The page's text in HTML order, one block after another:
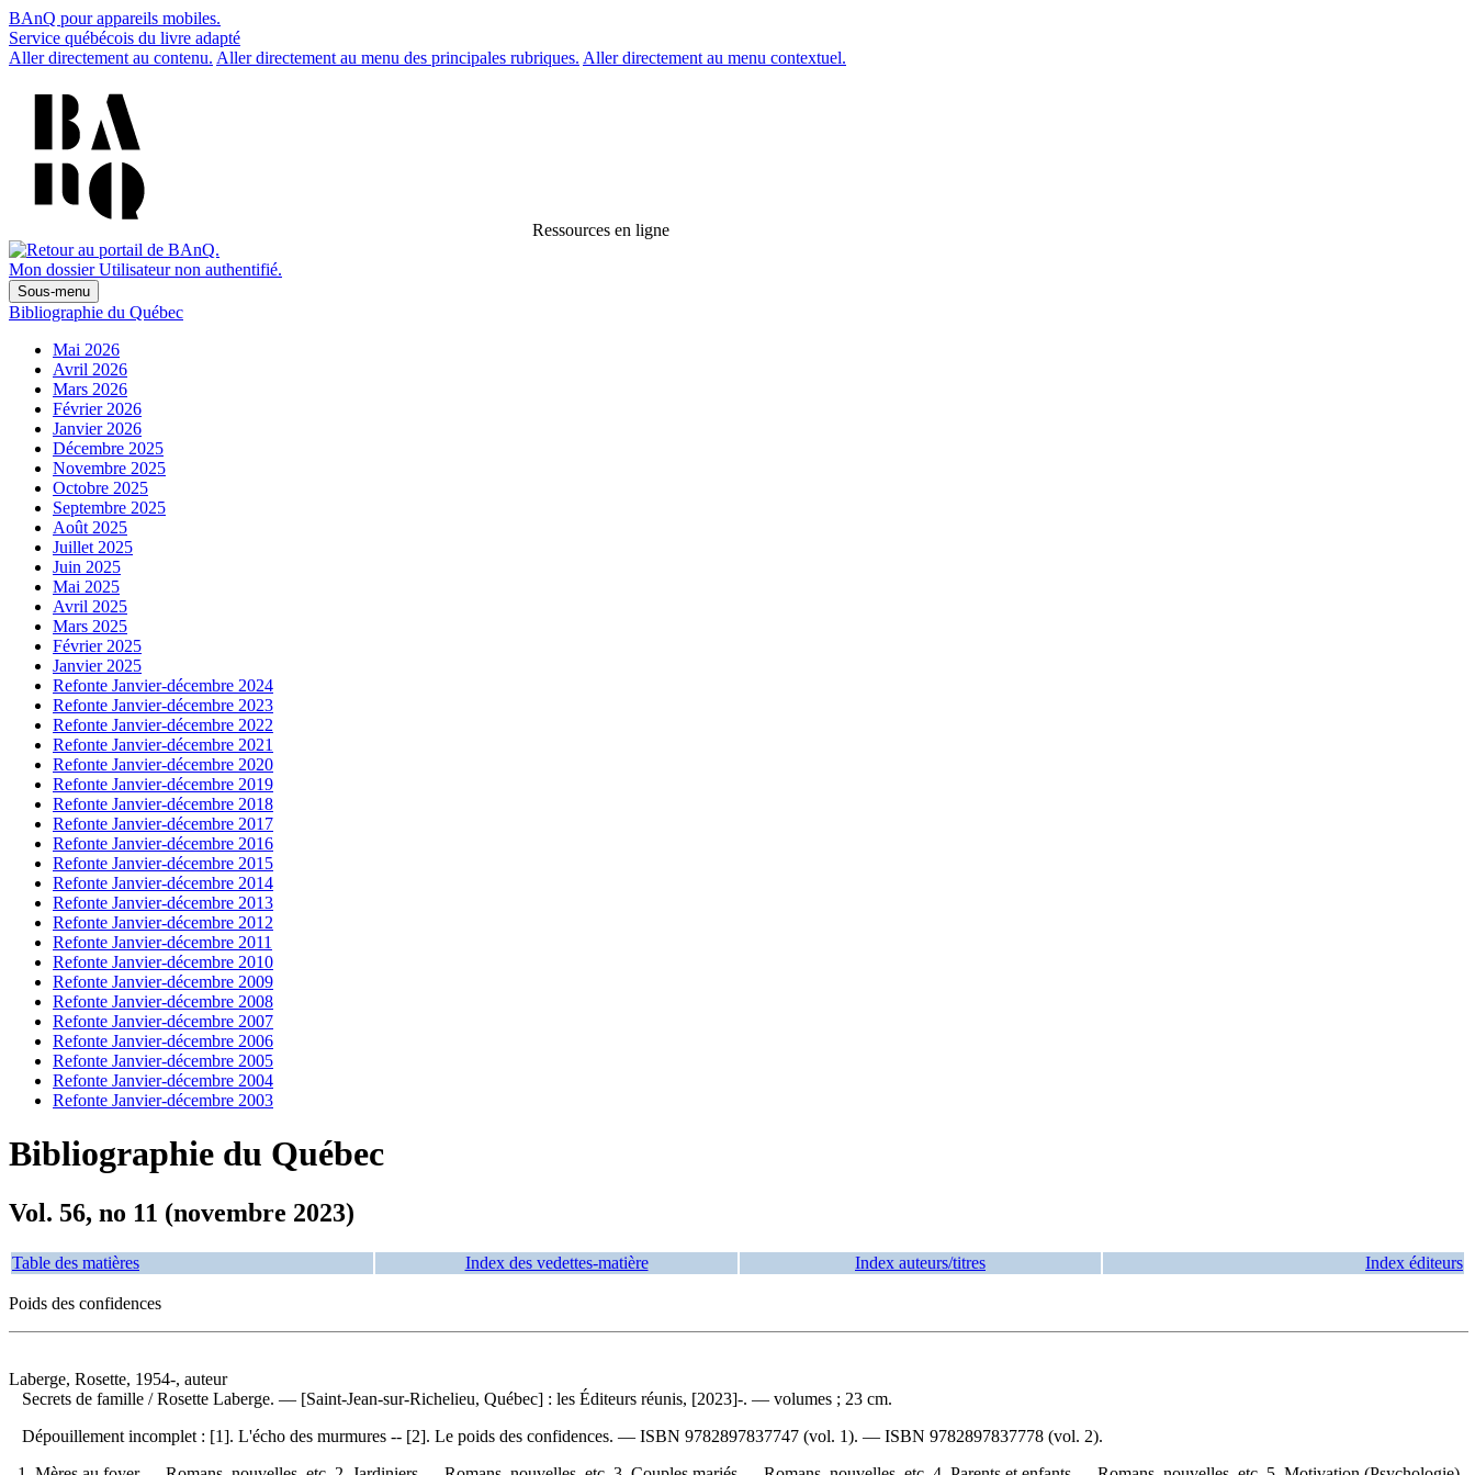
BAnQ pour appareils mobiles.
Service québécois du livre adapté
Aller directement au contenu. Aller directement au menu des principales rubriques. Aller directement au menu contextuel.
Ressources en ligne
Mon dossier Utilisateur non authentifié.
Sous-menu
Bibliographie du Québec
Mai 2026
Avril 2026
Mars 2026
Février 2026
Janvier 2026
Décembre 2025
Novembre 2025
Octobre 2025
Septembre 2025
Août 2025
Juillet 2025
Juin 2025
Mai 2025
Avril 2025
Mars 2025
Février 2025
Janvier 2025
Refonte Janvier-décembre 2024
Refonte Janvier-décembre 2023
Refonte Janvier-décembre 2022
Refonte Janvier-décembre 2021
Refonte Janvier-décembre 2020
Refonte Janvier-décembre 2019
Refonte Janvier-décembre 2018
Refonte Janvier-décembre 2017
Refonte Janvier-décembre 2016
Refonte Janvier-décembre 2015
Refonte Janvier-décembre 2014
Refonte Janvier-décembre 2013
Refonte Janvier-décembre 2012
Refonte Janvier-décembre 2011
Refonte Janvier-décembre 2010
Refonte Janvier-décembre 2009
Refonte Janvier-décembre 2008
Refonte Janvier-décembre 2007
Refonte Janvier-décembre 2006
Refonte Janvier-décembre 2005
Refonte Janvier-décembre 2004
Refonte Janvier-décembre 2003
Bibliographie du Québec
Vol. 56, no 11 (novembre 2023)
Table des matières Index des vedettes-matière Index auteurs/titres Index éditeurs
Poids des confidences
Laberge, Rosette, 1954-, auteur
Secrets de famille / Rosette Laberge. — [Saint-Jean-sur-Richelieu, Québec] : les Éditeurs réunis, [2023]-. — volumes ; 23 cm.
Dépouillement incomplet : [1]. L'écho des murmures -- [2]. Le poids des confidences. — ISBN 9782897837747 (vol. 1). — ISBN 9782897837778 (vol. 2).